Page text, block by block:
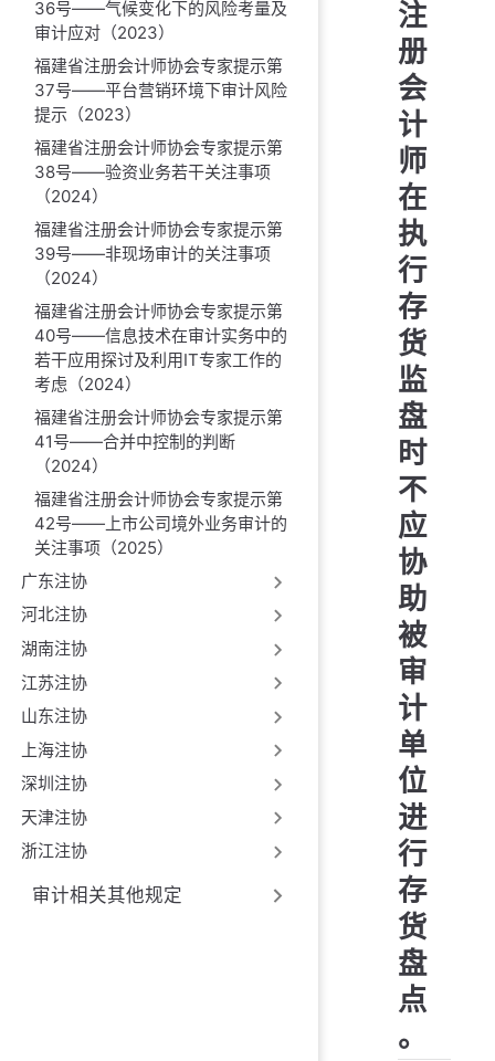
36号——气候变化下的风险考量及
审计应对（2023）
福建省注册会计师协会专家提示第
37号——平台营销环境下审计风险
提示（2023）
福建省注册会计师协会专家提示第
38号——验资业务若干关注事项
（2024）
福建省注册会计师协会专家提示第
39号——非现场审计的关注事项
（2024）
福建省注册会计师协会专家提示第
40号——信息技术在审计实务中的
若干应用探讨及利用IT专家工作的
考虑（2024）
福建省注册会计师协会专家提示第
41号——合并中控制的判断
（2024）
福建省注册会计师协会专家提示第
42号——上市公司境外业务审计的
关注事项（2025）
广东注协
河北注协
湖南注协
江苏注协
山东注协
上海注协
深圳注协
天津注协
浙江注协
审计相关其他规定
注
册
会
计
师
在
执
行
存
货
监
盘
时
不
应
协
助
被
审
计
单
位
进
行
存
货
盘
点
。